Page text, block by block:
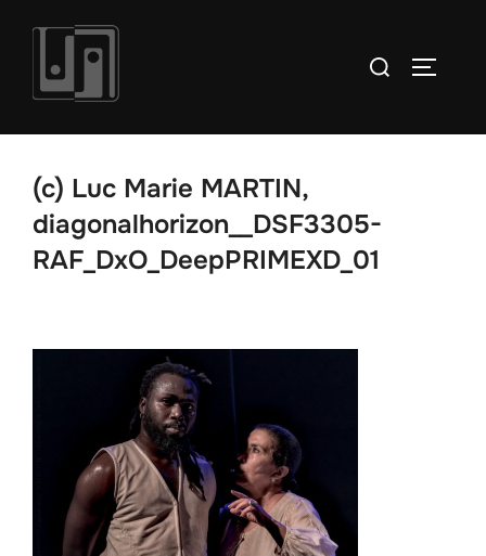
contenu
Rechercher :
(c) Luc Marie MARTIN,
diagonalhorizon__DSF3305-
RAF_DxO_DeepPRIMEXD_01